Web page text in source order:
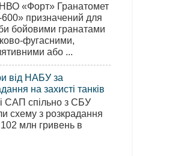
«Форт» Гранатомет
призначений для
бойовими гранатами
фугасними,
або ...
від НАБУ за
на захисті танків
САП спільно з СБУ
схему з розкрадання
млн гривень в